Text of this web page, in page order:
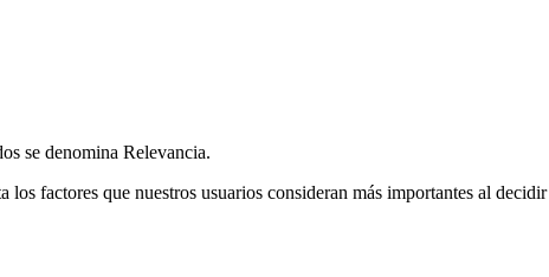
se denomina Relevancia.
factores que nuestros usuarios consideran más importantes al